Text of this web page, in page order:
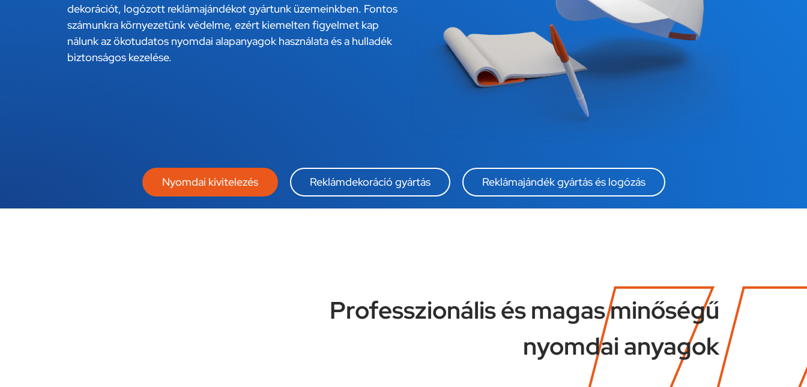
dekorációt, logózott reklámajándékot gyártunk üzemeinkben. Fontos
számunkra környezetünk védelme, ezért kiemelten figyelmet kap
nálunk az ökotudatos nyomdai alapanyagok használata és a hulladék
biztonságos kezelése.
Nyomdai kivitelezés​ Reklámdekoráció gyártás Reklámajándék gyártás és logózás
Professzionális és magas minőségű
nyomdai anyagok